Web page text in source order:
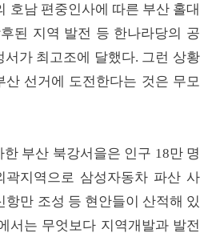
호남 편중인사에 따른 부산 홀대
된 지역 발전 등 한나라당의 공
가 최고조에 달했다. 그런 상황
선거에 도전한다는 것은 무모
부산 북강서을은 인구 18만 명
곽지역으로 삼성자동차 파산 사
항만 조성 등 현안들이 산적해 있
서는 무엇보다 지역개발과 발전